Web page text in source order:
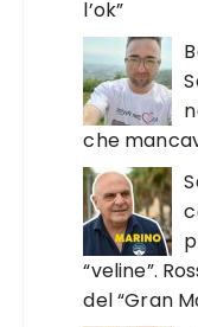
l’ok”
che
“veline”.
del “Gran